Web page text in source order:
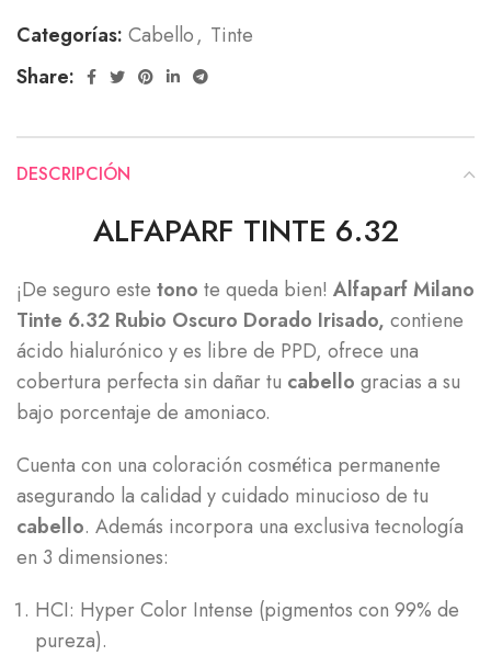
Categorías: Cabello, Tinte
Share:
DESCRIPCIÓN
ALFAPARF TINTE 6.32
¡De seguro este tono te queda bien! Alfaparf Milano
Tinte 6.32 Rubio Oscuro Dorado Irisado, contiene
ácido hialurónico y es libre de PPD, ofrece una
cobertura perfecta sin dañar tu cabello gracias a su
bajo porcentaje de amoniaco.
Cuenta con una coloración cosmética permanente
asegurando la calidad y cuidado minucioso de tu
cabello. Además incorpora una exclusiva tecnología
en 3 dimensiones:
HCI: Hyper Color Intense (pigmentos con 99% de
pureza).